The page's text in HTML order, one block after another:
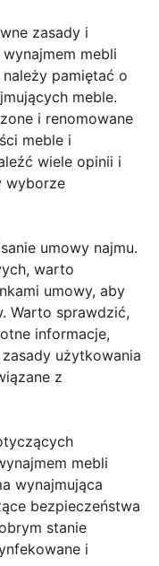
zasady i
mebli
pamiętać o
meble.
i renomowane
meble i
wiele opinii i
wyborze
umowy najmu.
warto
umowy, aby
Warto sprawdzić,
informacje,
użytkowania
z
mebli
wynajmująca
bezpieczeństwa
stanie
i